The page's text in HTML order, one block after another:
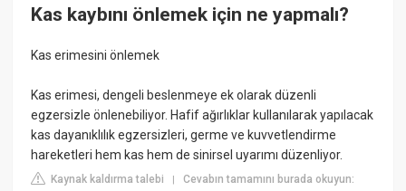
Kas kaybını önlemek için ne yapmalı?
Kas erimesini önlemek
Kas erimesi, dengeli beslenmeye ek olarak düzenli
egzersizle önlenebiliyor. Hafif ağırlıklar kullanılarak yapılacak
kas dayanıklılık egzersizleri, germe ve kuvvetlendirme
hareketleri hem kas hem de sinirsel uyarımı düzenliyor.
Kaynak kaldırma talebi |Cevabın tamamını burada okuyun: